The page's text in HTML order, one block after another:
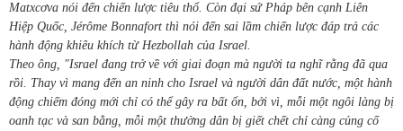
Matxcơva nói đến chiến lược tiêu thổ. Còn đại sứ Pháp bên cạnh Liên
Hiệp Quốc, Jérôme Bonnafort thì nói đến sai lầm chiến lược đáp trả các
hành động khiêu khích từ Hezbollah của Israel.
Theo ông, "Israel đang trở về với giai đoạn mà người ta nghĩ rằng đã qua
rồi. Thay vì mang đến an ninh cho Israel và người dân đất nước, một hành
động chiếm đóng mới chỉ có thể gây ra bất ổn, bởi vì, mỗi một ngôi làng bị
oanh tạc và san bằng, mỗi một thường dân bị giết chết chỉ càng củng cố